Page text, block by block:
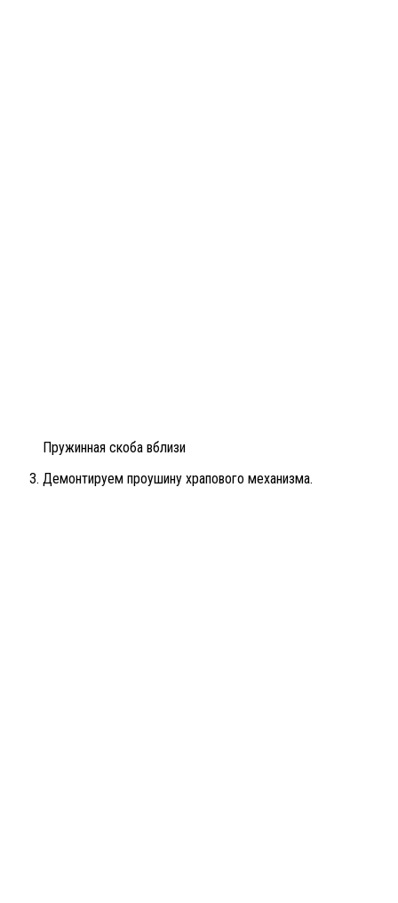
Пружинная скоба вблизи
Демонтируем проушину храпового механизма.